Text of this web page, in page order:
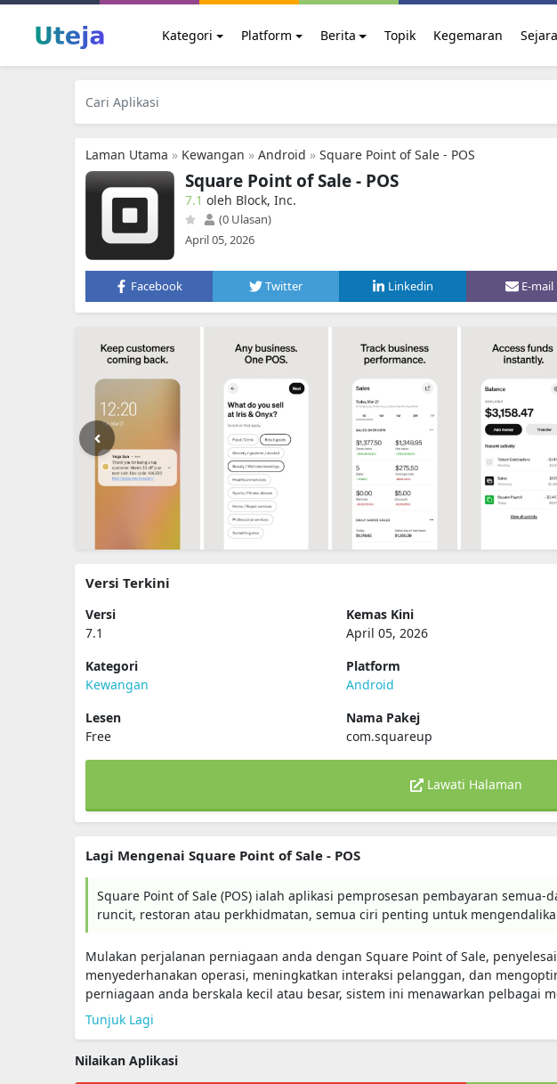
Kategori Platform Berita Topik Kegemaran
Laman Utama » Kewangan » Android » Square Point of Sale - POS
Square Point of Sale - POS
7.1 oleh Block, Inc.
(0 Ulasan)
April 05, 2026
Facebook Twitter Linkedin E-mail
Versi Terkini
Versi
7.1
Kemas Kini
April 05, 2026
Kategori
Kewangan
Platform
Android
Lesen
Free
Nama Pakej
com.squareup
Lawati Halaman
Lagi Mengenai Square Point of Sale - POS
Square Point of Sale (POS) ialah aplikasi pemprosesan pembayaran
runcit, restoran atau perkhidmatan, semua ciri penting untuk
Mulakan perjalanan perniagaan anda dengan Square Point of Sale,
menyederhanakan operasi, meningkatkan interaksi pelanggan, dan
perniagaan anda berskala kecil atau besar, sistem ini menawarkan pelbagai
Tunjuk Lagi
Nilaikan Aplikasi